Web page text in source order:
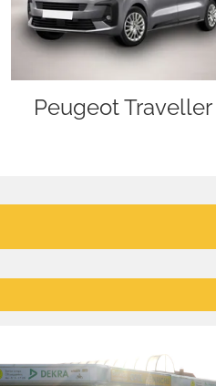
Peugeot Traveller